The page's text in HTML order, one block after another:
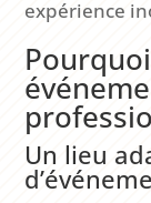
expérience
Un lieu